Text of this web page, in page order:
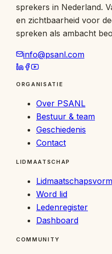
sprekers in Nederland.
en zichtbaarheid voor
spreken als ambacht
info@psanl.com
ORGANISATIE
Over PSANL
Bestuur & team
Geschiedenis
Contact
LIDMAATSCHAP
Word lid
Ledenregister
Dashboard
COMMUNITY